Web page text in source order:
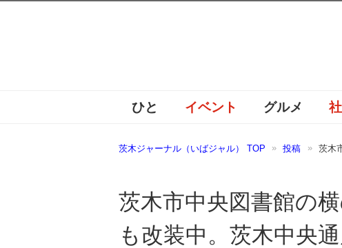
ひと イベント グルメ
茨木ジャーナル（いばジャル） TOP 投稿 茨木
茨木市中央図書館の
も改装中。茨木中央